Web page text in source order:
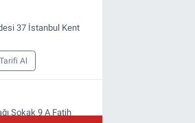
37 İstanbul Kent
Al
Sokak 9 A Fatih